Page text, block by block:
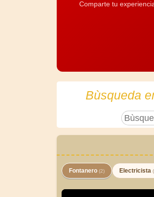
Comparte tu
Bùsqueda
Fontanero (2) Electricista